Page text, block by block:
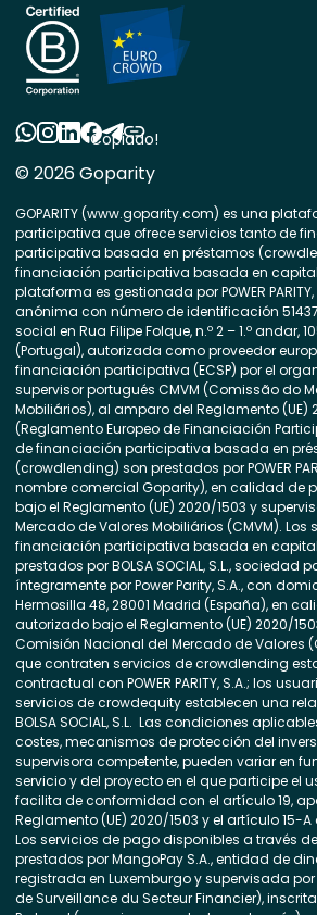
© 2026 Goparity
GOPARITY (www.goparity.com) es una
participativa que ofrece servicios tanto de
participativa basada en préstamos
financiación participativa basada en
plataforma es gestionada por POWER
anónima con número de identificación
social en Rua Filipe Folque, n.º 2 – 1.º andar,
(Portugal), autorizada como proveedor
financiación participativa (ECSP) por el
supervisor portugués CMVM (Comissão do
Mobiliários), al amparo del Reglamento (UE)
(Reglamento Europeo de Financiación
de financiación participativa basada en
(crowdlending) son prestados por POWER
nombre comercial Goparity), en calidad de
bajo el Reglamento (UE) 2020/1503 y
Mercado de Valores Mobiliários (CMVM). Los
financiación participativa basada en
prestados por BOLSA SOCIAL, S.L., sociedad
íntegramente por Power Parity, S.A., con
Hermosilla 48, 28001 Madrid (España), en
autorizado bajo el Reglamento (UE) 2020/
Comisión Nacional del Mercado de Valores
que contraten servicios de crowdlending
contractual con POWER PARITY, S.A.; los
servicios de crowdequity establecen una
BOLSA SOCIAL, S.L. Las condiciones
costes, mecanismos de protección del
supervisora competente, pueden variar en
servicio y del proyecto en el que participe el
facilita de conformidad con el artículo 19,
Reglamento (UE) 2020/1503 y el artículo 15-A
Los servicios de pago disponibles a través
prestados por MangoPay S.A., entidad de
registrada en Luxemburgo y supervisada
de Surveillance du Secteur Financier),
Copiado!